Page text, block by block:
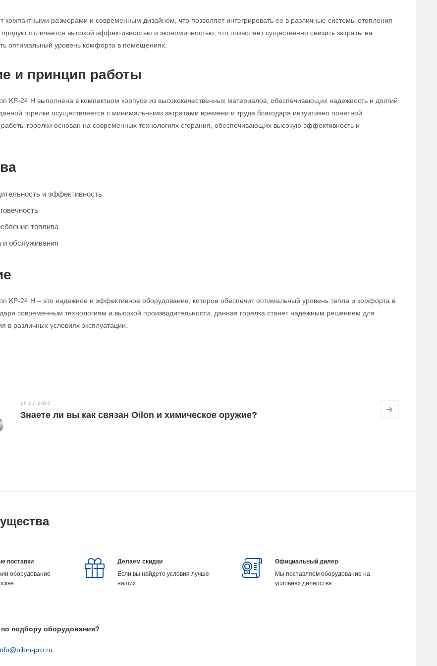
компактными размерами и современным дизайном, что позволяет интегрировать ее в различные системы отопления
отличается высокой эффективностью и экономичностью, что позволяет существенно снизить затраты на
оптимальный уровень комфорта в помещениях.
и принцип работы
KP-24 H выполнена в компактном корпусе из высококачественных материалов, обеспечивающих надежность и долгий
горелки осуществляется с минимальными затратами времени и труда благодаря интуитивно понятной
горелки основан на современных технологиях сгорания, обеспечивающих высокую эффективность и
и эффективность
топлива
и обслуживания
KP-24 H – это надежное и эффективное оборудование, которое обеспечит оптимальный уровень тепла и комфорта в
современным технологиям и высокой производительности, данная горелка станет надежным решением для
в различных условиях эксплуатации.
19.07.2025
Знаете ли вы как связан Oilon и химическое оружие?
поставки
оборудование
Делаем скидки
Если вы найдете условия лучше
наших
Официальный дилер
Мы поставляем оборудование на
условиях дилерства
подбору оборудования?
pro.ru